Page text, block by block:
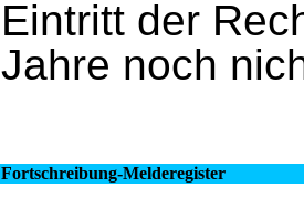
Eintritt der
Jahre noch
Fortschreibung-Melderegister